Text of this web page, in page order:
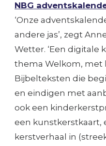
NBG
‘Onze
andere jas’, zegt
Wetter. ‘Een digitale
thema Welkom, met
Bijbelteksten die
en eindigen met
ook een
een kunstkerstkaart,
kerstverhaal in